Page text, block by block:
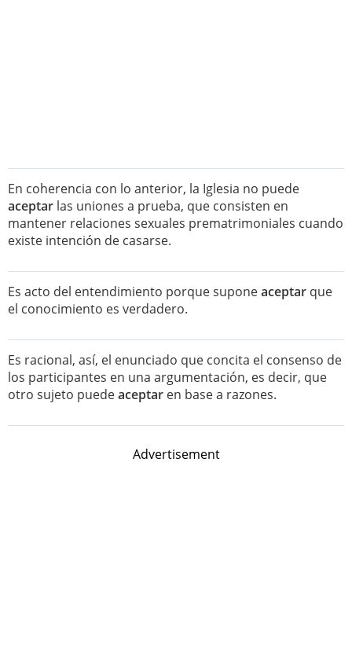
En coherencia con lo anterior, la Iglesia no puede
aceptar las uniones a prueba, que consisten en
mantener relaciones sexuales prematrimoniales cuando
existe intención de casarse.
Es acto del entendimiento porque suponeaceptar que
el conocimiento es verdadero.
Es racional, así, el enunciado que concita el consenso de
los participantes en una argumentación, es decir, que
otro sujeto puedeaceptar en base a razones.
Advertisement